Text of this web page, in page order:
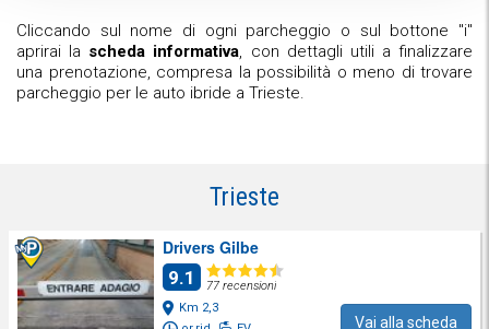
Cliccando sul nome di ogni parcheggio o sul bottone "i"
aprirai la scheda informativa, con dettagli utili a finalizzare
una prenotazione, compresa la possibilità o meno di trovare
parcheggio per le auto ibride a Trieste.
Trieste
Drivers Gilbe
9.1
77 recensioni
Km 2,3
Vai alla scheda